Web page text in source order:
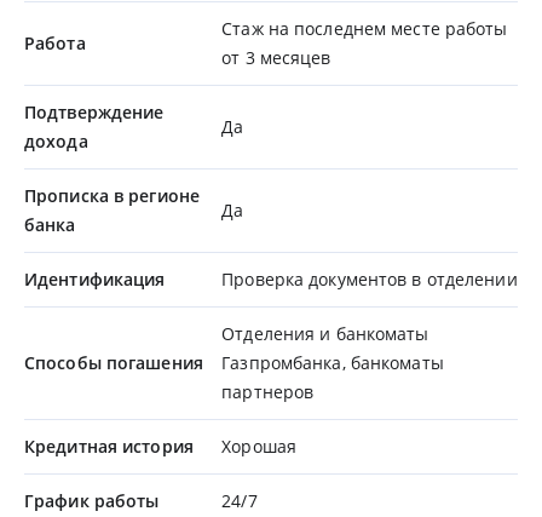
Работа
Стаж на последнем месте работы
от 3 месяцев
Подтверждение
дохода
Да
Прописка в регионе
банка
Да
Идентификация Проверка документов в отделении
Способы погашения
Отделения и банкоматы
Газпромбанка, банкоматы
партнеров
Кредитная история Хорошая
График работы 24/7